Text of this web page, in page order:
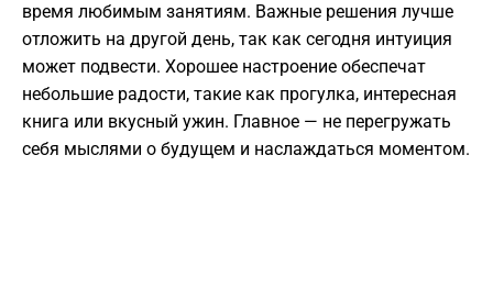
время любимым занятиям. Важные решения лучше
отложить на другой день, так как сегодня интуиция
может подвести. Хорошее настроение обеспечат
небольшие радости, такие как прогулка, интересная
книга или вкусный ужин. Главное — не перегружать
себя мыслями о будущем и наслаждаться моментом.